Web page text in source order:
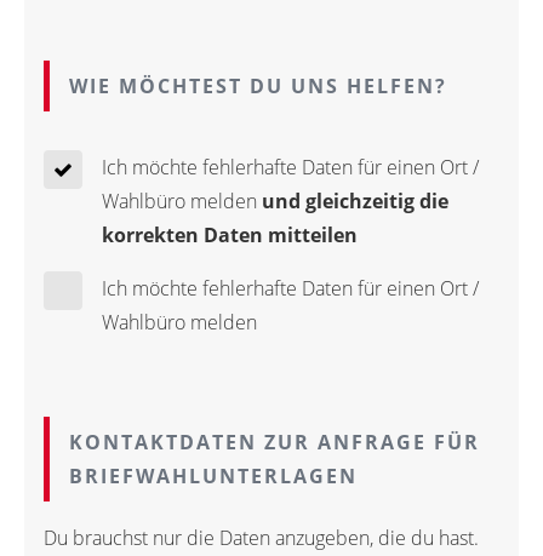
WIE MÖCHTEST DU UNS HELFEN?
Ich möchte fehlerhafte Daten für einen Ort /
Wahlbüro melden und gleichzeitig die
korrekten Daten mitteilen
Ich möchte fehlerhafte Daten für einen Ort /
Wahlbüro melden
KONTAKTDATEN ZUR ANFRAGE FÜR
BRIEFWAHLUNTERLAGEN
Du brauchst nur die Daten anzugeben, die du hast.